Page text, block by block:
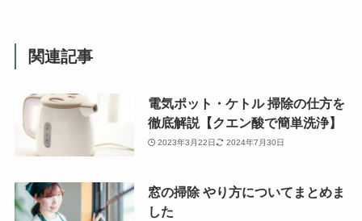
関連記事
電気ポット・ケトル 掃除の仕方を
徹底解説【クエン酸で簡単洗浄】
2023年3月22日 2024年7月30日
窓の掃除 やり方についてまとめま
した